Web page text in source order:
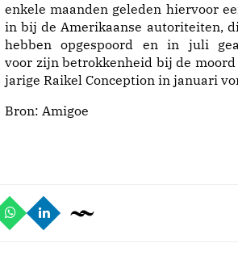
enkele maanden geleden hiervoor
in bij de Amerikaanse autoriteiten,
hebben opgespoord en in juli
voor zijn betrokkenheid bij de moord
jarige Raikel Conception in januari
Bron: Amigoe